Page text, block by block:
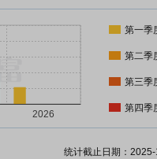
第一季
第二季
第三季
第四季
统计截止日期：